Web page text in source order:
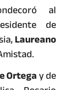
al
de
Laureano
Ortegay de